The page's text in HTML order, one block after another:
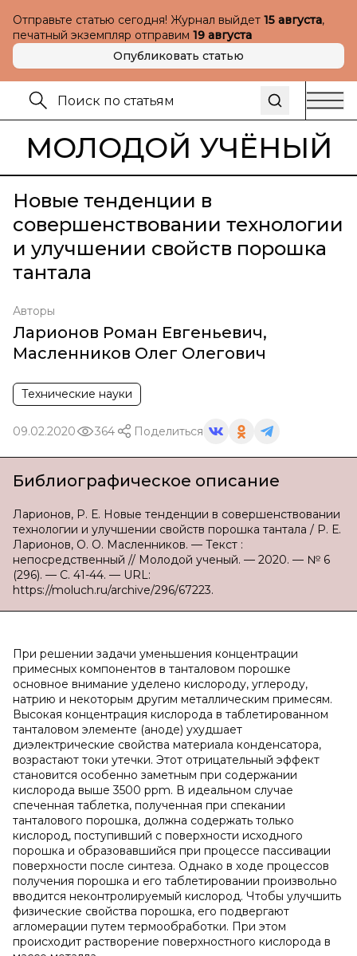
Отправьте статью сегодня! Журнал выйдет 15 августа,
печатный экземпляр отправим 19 августа
Опубликовать статью
МОЛОДОЙ УЧЁНЫЙ
Новые тенденции в
совершенствовании технологии
и улучшении свойств порошка
тантала
Авторы
Ларионов Роман Евгеньевич,
Масленников Олег Олегович
Технические науки
09.02.2020 364 Поделиться
Библиографическое описание
Ларионов, Р. Е. Новые тенденции в совершенствовании
технологии и улучшении свойств порошка тантала / Р. Е.
Ларионов, О. О. Масленников. — Текст :
непосредственный // Молодой ученый. — 2020. — № 6
(296). — С. 41-44. — URL:
https://moluch.ru/archive/296/67223.
При решении задачи уменьшения концентрации
примесных компонентов в танталовом порошке
основное внимание уделено кислороду, углероду,
натрию и некоторым другим металлическим примесям.
Высокая концентрация кислорода в таблетированном
танталовом элементе (аноде) ухудшает
диэлектрические свойства материала конденсатора,
возрастают токи утечки. Этот отрицательный эффект
становится особенно заметным при содержании
кислорода выше 3500 ppm. В идеальном случае
спеченная таблетка, полученная при спекании
танталового порошка, должна содержать только
кислород, поступивший с поверхности исходного
порошка и образовавшийся при процессе пассивации
поверхности после синтеза. Однако в ходе процессов
получения порошка и его таблетировании произвольно
вводится неконтролируемый кислород. Чтобы улучшить
физические свойства порошка, его подвергают
агломерации путем термообработки. При этом
происходит растворение поверхностного кислорода в